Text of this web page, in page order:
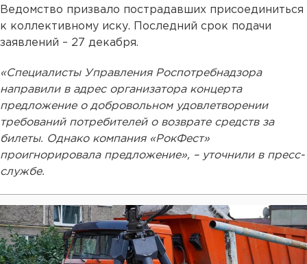
Ведомство призвало пострадавших присоединиться
к коллективному иску. Последний срок подачи
заявлений – 27 декабря.
«Специалисты Управления Роспотребнадзора
направили в адрес организатора концерта
предложение о добровольном удовлетворении
требований потребителей о возврате средств за
билеты. Однако компания «РокФест»
проигнорировала предложение», – уточнили в пресс-
службе.